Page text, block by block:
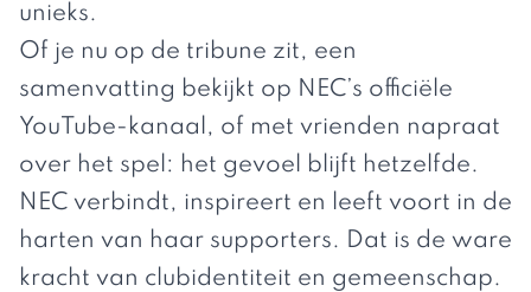
unieks.
Of je nu op de tribune zit, een
samenvatting bekijkt op NEC’s officiële
YouTube-kanaal , of met vrienden napraat
over het spel: het gevoel blijft hetzelfde.
NEC verbindt, inspireert en leeft voort in de
harten van haar supporters. Dat is de ware
kracht van clubidentiteit en gemeenschap.